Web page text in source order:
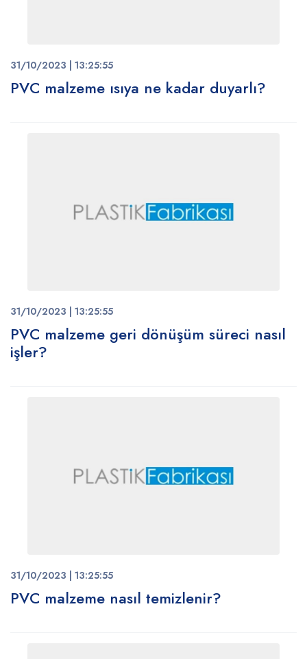
31/10/2023 | 13:25:55
PVC malzeme ısıya ne kadar duyarlı?
31/10/2023 | 13:25:55
PVC malzeme geri dönüşüm süreci nasıl
işler?
31/10/2023 | 13:25:55
PVC malzeme nasıl temizlenir?